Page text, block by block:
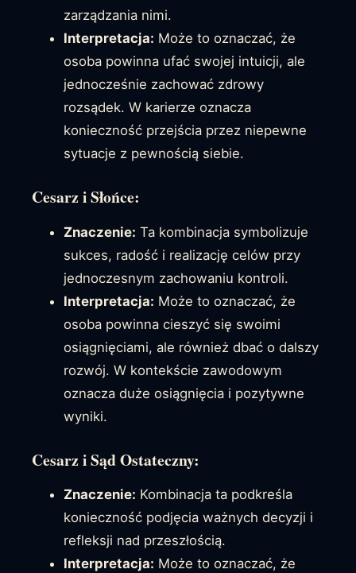
zarządzania nimi.
Interpretacja: Może to oznaczać, że
osoba powinna ufać swojej intuicji, ale
jednocześnie zachować zdrowy
rozsądek. W karierze oznacza
konieczność przejścia przez niepewne
sytuacje z pewnością siebie.
Cesarz i Słońce:
Znaczenie: Ta kombinacja symbolizuje
sukces, radość i realizację celów przy
jednoczesnym zachowaniu kontroli.
Interpretacja: Może to oznaczać, że
osoba powinna cieszyć się swoimi
osiągnięciami, ale również dbać o dalszy
rozwój. W kontekście zawodowym
oznacza duże osiągnięcia i pozytywne
wyniki.
Cesarz i Sąd Ostateczny:
Znaczenie: Kombinacja ta podkreśla
konieczność podjęcia ważnych decyzji i
refleksji nad przeszłością.
Interpretacja: Może to oznaczać, że